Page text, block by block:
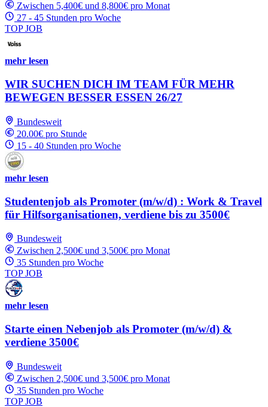
Zwischen 5,400€ und 8,800€ pro Monat
27 - 45 Stunden pro Woche
TOP JOB
mehr lesen
WIR SUCHEN DICH IM TEAM FÜR MEHR
BEWEGEN BESSER ESSEN 26/27
Bundesweit
20.00€ pro Stunde
15 - 40 Stunden pro Woche
mehr lesen
Studentenjob als Promoter (m/w/d) : Work & Travel
für Hilfsorganisationen, verdiene bis zu 3500€
Bundesweit
Zwischen 2,500€ und 3,500€ pro Monat
35 Stunden pro Woche
TOP JOB
mehr lesen
Starte einen Nebenjob als Promoter (m/w/d) &
verdiene 3500€
Bundesweit
Zwischen 2,500€ und 3,500€ pro Monat
35 Stunden pro Woche
TOP JOB